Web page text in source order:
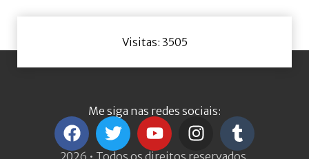
Visitas: 3505
Me siga nas redes sociais:
2026 • Todos os direitos reservados.